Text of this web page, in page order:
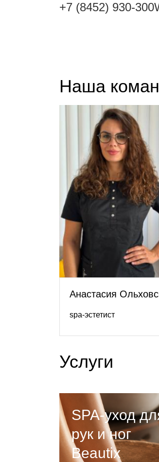
+7 (8452) 930-300
Наша
Анастасия
spa-эстетист
Услуги
SPA-уход
рук и ног
Beautix